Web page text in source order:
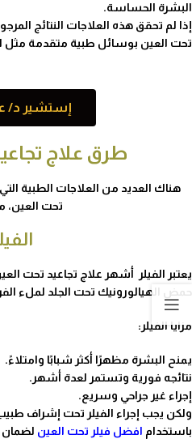
البشرة الحساسة.
إذا لم تحقق هذه العلاجات النتائج
تحت العين بوسائل طبية متقدمة مثل
إستشير د/
طرق علاج
هناك العديد من العلاجات الطبية
تحت العين،
يعتبر الفيلر أشهر علاج تجاعيد تحت
حمض الهيالورونيك تحت الجلد لملء
مزايا الفيلر:
يمنح البشرة مظهرًا أكثر شبابًا وامتلاءً.
نتائجه فورية وتستمر لعدة أشهر.
إجراء غير جراحي وسريع.
ولكن يجب إجراء الفيلر تحت إشراف
باستخدام افضل فيلر تحت العين لضمان